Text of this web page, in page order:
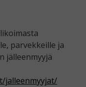
parvekkeille ja
jälleenmyyjä
jalleenmyyjat/